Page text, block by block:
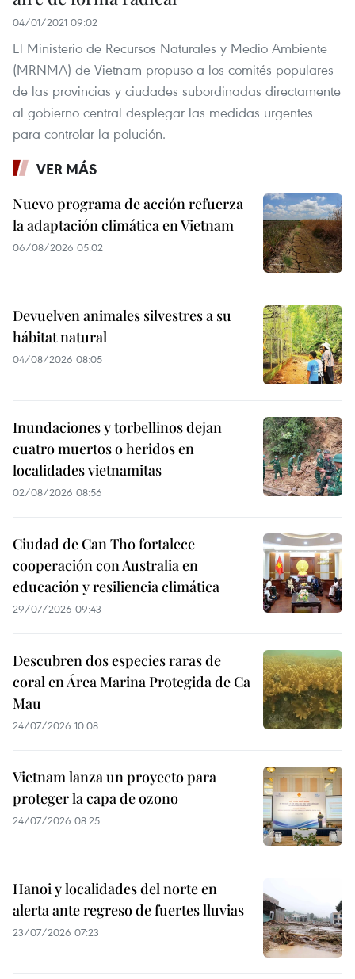
04/01/2021 09:02
El Ministerio de Recursos Naturales y Medio Ambiente
(MRNMA) de Vietnam propuso a los comités populares
de las provincias y ciudades subordinadas directamente
al gobierno central desplegar las medidas urgentes
para controlar la polución.
VER MÁS
Nuevo programa de acción refuerza
la adaptación climática en Vietnam
06/08/2026 05:02
Devuelven animales silvestres a su
hábitat natural
04/08/2026 08:05
Inundaciones y torbellinos dejan
cuatro muertos o heridos en
localidades vietnamitas
02/08/2026 08:56
Ciudad de Can Tho fortalece
cooperación con Australia en
educación y resiliencia climática
29/07/2026 09:43
Descubren dos especies raras de
coral en Área Marina Protegida de Ca
Mau
24/07/2026 10:08
Vietnam lanza un proyecto para
proteger la capa de ozono
24/07/2026 08:25
Hanoi y localidades del norte en
alerta ante regreso de fuertes lluvias
23/07/2026 07:23